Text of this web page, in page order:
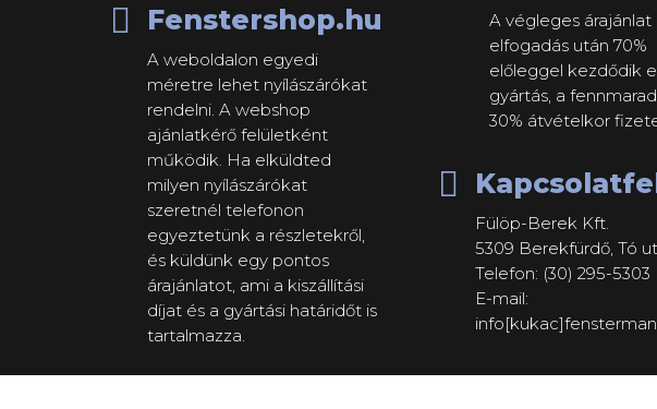
 Fenstershop.hu
A weboldalon egyedi
méretre lehet nyílászárókat
rendelni. A webshop
ajánlatkérő felületként
működik. Ha elküldted
milyen nyílászárókat
szeretnél telefonon
egyeztetünk a részletekről,
és küldünk egy pontos
árajánlatot, ami a kiszállítási
díjat és a gyártási határidőt is
tartalmazza.
A végleges árajánlat
elfogadás után 70%
előleggel kezdődik
gyártás, a
30% átvételkor

Fülöp-Berek Kft.
5309 Berekfürdő, Tó
Telefon: (30) 295-5303
E-mail:
